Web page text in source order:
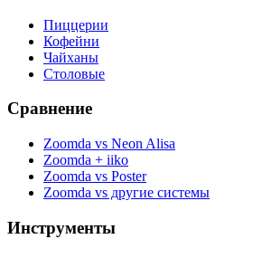
Пиццерии
Кофейни
Чайханы
Столовые
Сравнение
Zoomda vs Neon Alisa
Zoomda + iiko
Zoomda vs Poster
Zoomda vs другие системы
Инструменты